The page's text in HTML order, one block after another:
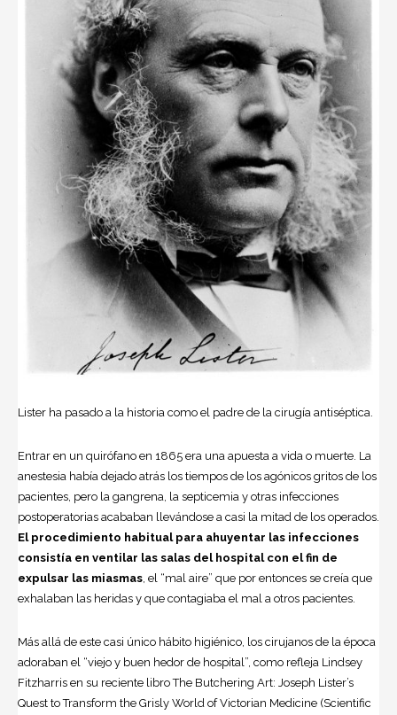
Lister ha pasado a la historia como el padre de la cirugía antiséptica.
Entrar en un quirófano en 1865 era una apuesta a vida o muerte. La
anestesia había dejado atrás los tiempos de los agónicos gritos de los
pacientes, pero la gangrena, la septicemia y otras infecciones
postoperatorias acababan llevándose a casi la mitad de los operados.
El procedimiento habitual para ahuyentar las infecciones
consistía en ventilar las salas del hospital con el fin de
expulsar las miasmas , el “mal aire” que por entonces se creía que
exhalaban las heridas y que contagiaba el mal a otros pacientes.
Más allá de este casi único hábito higiénico, los cirujanos de la época
adoraban el “viejo y buen hedor de hospital”, como refleja Lindsey
Fitzharris en su reciente libro The Butchering Art: Joseph Lister’s
Quest to Transform the Grisly World of Victorian Medicine (Scientific